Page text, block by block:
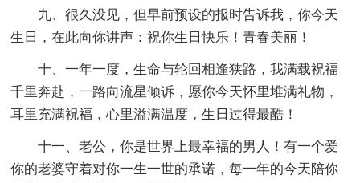
九、很久没见，但早前预设的报时告诉我，你今天
生日，在此向你讲声：祝你生日快乐！青春美丽！
十、一年一度，生命与轮回相逢狭路，我满载祝福
千里奔赴，一路向流星倾诉，愿你今天怀里堆满礼物，
耳里充满祝福，心里溢满温度，生日过得最酷！
十一、老公，你是世界上最幸福的男人！有一个爱
你的老婆守着对你一生一世的承诺，每一年的今天陪你